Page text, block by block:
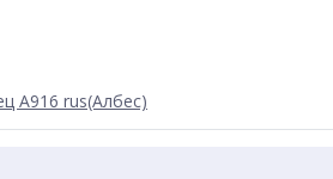
А916 rus(Албес)